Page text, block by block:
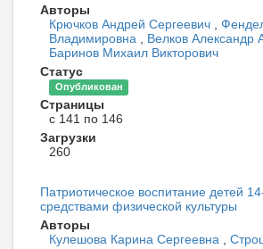
Авторы
Крючков Андрей Сергеевич ,
Владимировна , Велков Александр
Баринов Михаил Викторович
Статус
Опубликован
Страницы
с 141 по 146
Загрузки
260
Патриотическое воспитание детей
средствами физической культуры
Авторы
Кулешова Карина Сергеевна ,